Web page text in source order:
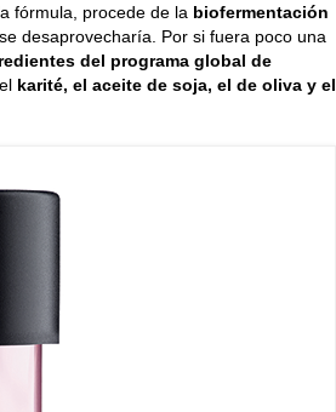
fórmula, procede de la biofermentación
desaprovecharía. Por si fuera poco una
del programa global de
karité, el aceite de soja, el de oliva y el